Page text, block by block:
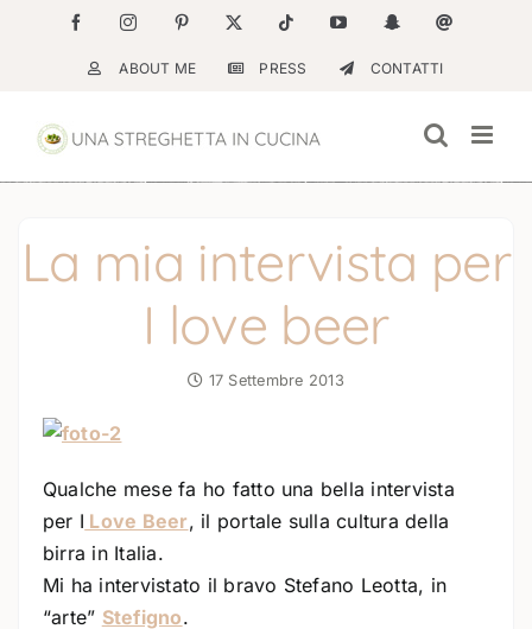
contenuto
FacebookInstagramPinterest Tiktok YouTubeSnapchatEmail
ABOUT ME PRESS CONTATTI
La mia intervista per
I love beer
17 Settembre 2013
Qualche mese fa ho fatto una bella intervista
per I Love Beer, il portale sulla cultura della
birra in Italia.
Mi ha intervistato il bravo Stefano Leotta, in
“arte” Stefigno.